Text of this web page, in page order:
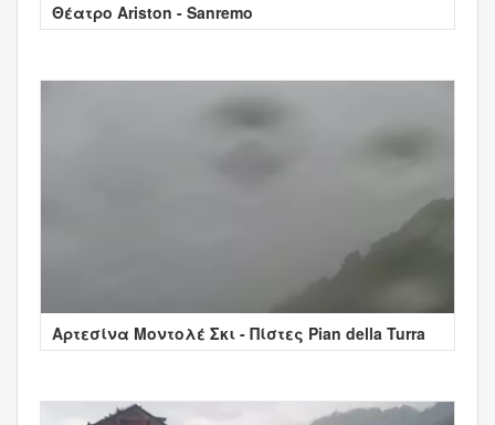
Θέατρο Ariston - Sanremo
Αρτεσίνα Μοντολέ Σκι - Πίστες Pian della Turra